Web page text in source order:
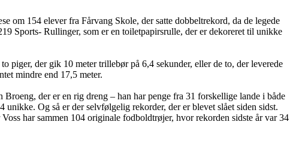
om 154 elever fra Fårvang Skole, der satte dobbeltrekord, da de legede
Sports- Rullinger, som er en toiletpapirsrulle, der er dekoreret til unikke
piger, der gik 10 meter trillebør på 6,4 sekunder, eller de to, der leverede
mindre end 17,5 meter.
der er en rig dreng – han har penge fra 31 forskellige lande i både
Og så er der selvfølgelig rekorder, der er blevet slået siden sidst.
har sammen 104 originale fodboldtrøjer, hvor rekorden sidste år var 34